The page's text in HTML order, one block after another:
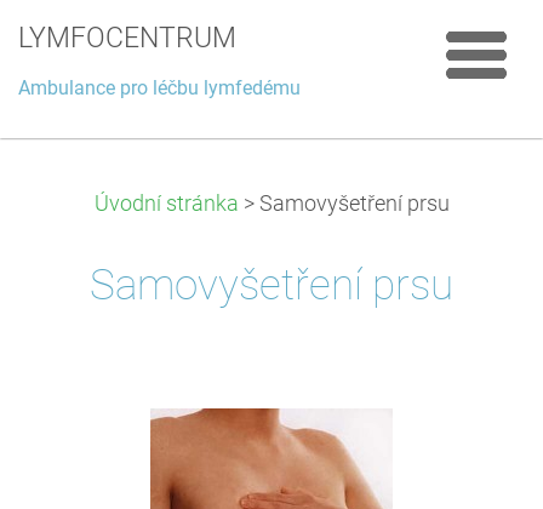
LYMFOCENTRUM
Ambulance pro léčbu lymfedému
Úvodní stránka > Samovyšetření prsu
Samovyšetření prsu